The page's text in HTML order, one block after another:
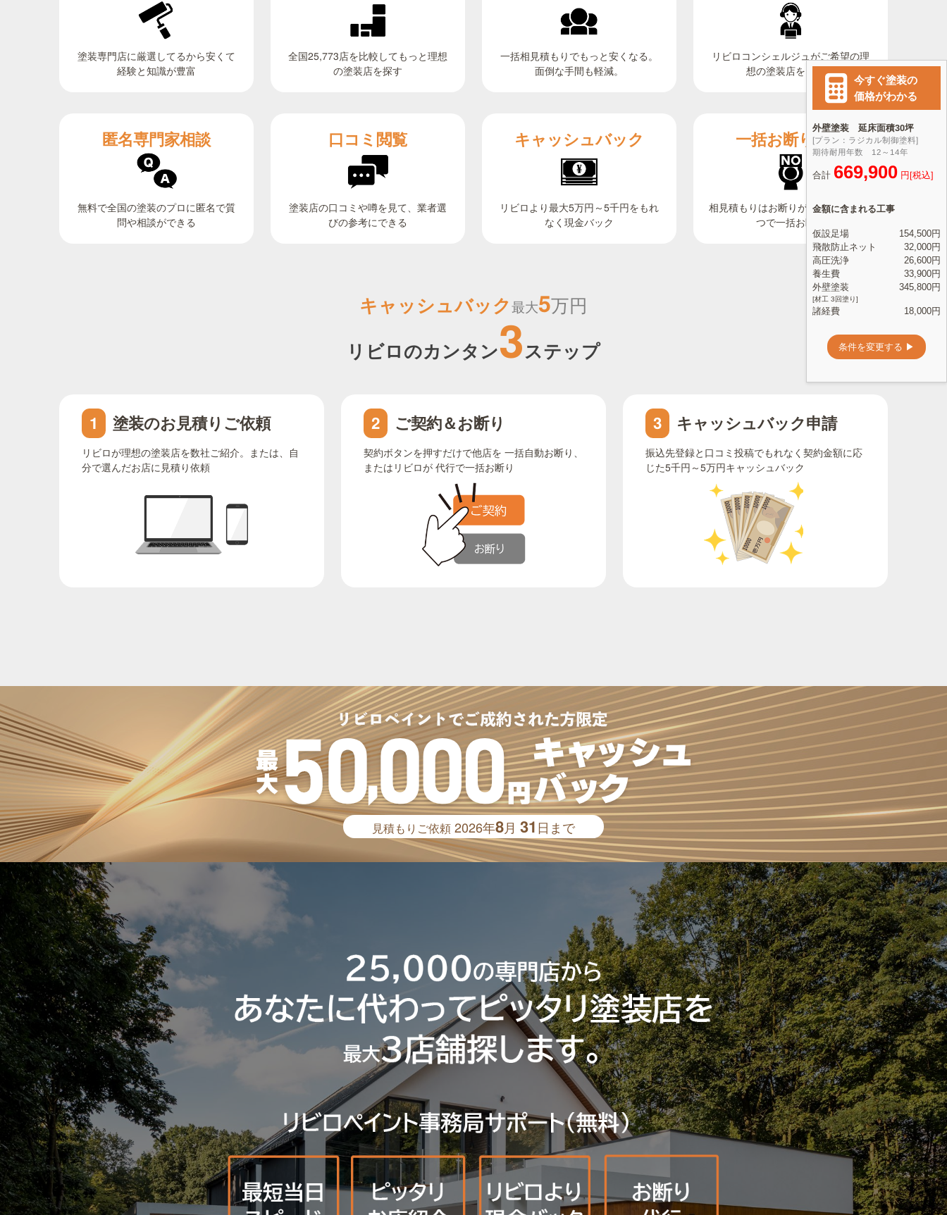
塗装専門店に厳選してるから安くて
経験と知識が豊富
全国25,773店を比較してもっと理想
の塗装店を探す
一括相見積もりでもっと安くなる。
面倒な手間も軽減。
リビロコンシェルジュがご希望の理
想の塗装店をご紹介
匿名専門家相談
無料で全国の塗装のプロに匿名で質
問や相談ができる
口コミ閲覧
塗装店の口コミや噂を見て、業者選
びの参考にできる
キャッシュバック
リビロより最大5万円～5千円をもれ
なく現金バック
一括お断り機能
相見積もりはお断りが大変。ボタン1
つで一括お断り
キャッシュバック最大5万円
リビロのカンタン3ステップ
1 塗装のお見積りご依頼
リビロが理想の塗装店を数社ご紹介。または、自
分で選んだお店に見積り依頼
2 ご契約＆お断り
契約ボタンを押すだけで他店を 一括自動お断り、
またはリビロが 代行で一括お断り
3 キャッシュバック申請
振込先登録と口コミ投稿でもれなく契約金額に応
じた5千円～5万円キャッシュバック
見積もりご依頼2026年8月31日まで